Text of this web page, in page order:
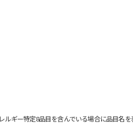
ギー特定8品目を含んでいる場合に品目名を